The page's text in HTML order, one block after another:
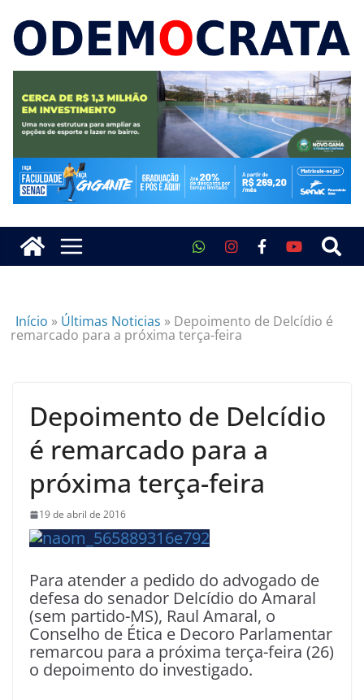
Início » Últimas Noticias » Depoimento de Delcídio é
remarcado para a próxima terça-feira
Depoimento de Delcídio
é remarcado para a
próxima terça-feira
19 de abril de 2016
Para atender a pedido do advogado de
defesa do senador Delcídio do Amaral
(sem partido-MS), Raul Amaral, o
Conselho de Ética e Decoro Parlamentar
remarcou para a próxima terça-feira (26)
o depoimento do investigado.